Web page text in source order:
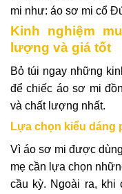
mi như: áo sơ mi cổ
Kinh nghiệm
lượng và giá tốt
Bỏ túi ngay những
để chiếc áo sơ mi
và chất lượng nhất.
Lựa chọn kiểu dáng
Vì áo sơ mi được
mẹ cần lựa chọn
cầu kỳ. Ngoài ra, khi